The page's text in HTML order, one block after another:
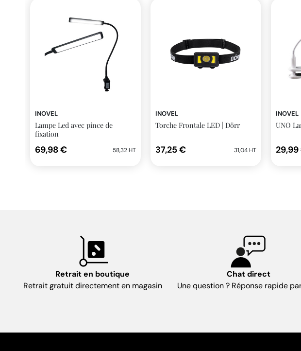
INOVEL
Lampe Led avec pince de
fixation
69,98 € 58,32 HT
INOVEL
Torche Frontale LED | Dörr
37,25 € 31,04 HT
INOVEL
UNO
Retrait en boutique
Retrait gratuit directement en magasin
Chat direct
Une question ? Réponse rapide